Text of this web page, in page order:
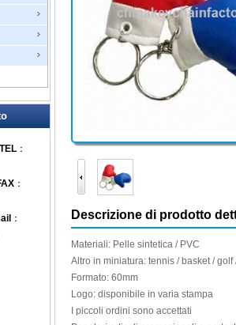
：
：
：
Descrizione di prodotto
Materiali: Pelle sintetica / PVC
Altro in miniatura: tennis / basket / golf
Formato: 60mm
Logo: disponibile in varia stampa
I piccoli ordini sono accettati